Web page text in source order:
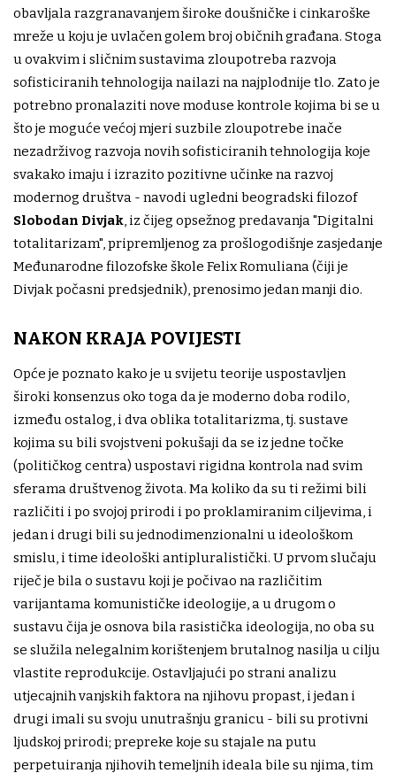
obavljala razgranavanjem široke doušničke i cinkaroške
mreže u koju je uvlačen golem broj običnih građana. Stoga
u ovakvim i sličnim sustavima zloupotreba razvoja
sofisticiranih tehnologija nailazi na najplodnije tlo. Zato je
potrebno pronalaziti nove moduse kontrole kojima bi se u
što je moguće većoj mjeri suzbile zloupotrebe inače
nezadrživog razvoja novih sofisticiranih tehnologija koje
svakako imaju i izrazito pozitivne učinke na razvoj
modernog društva - navodi ugledni beogradski filozof
Slobodan Divjak, iz čijeg opsežnog predavanja "Digitalni
totalitarizam", pripremljenog za prošlogodišnje zasjedanje
Međunarodne filozofske škole Felix Romuliana (čiji je
Divjak počasni predsjednik), prenosimo jedan manji dio.
NAKON KRAJA POVIJESTI
Opće je poznato kako je u svijetu teorije uspostavljen
široki konsenzus oko toga da je moderno doba rodilo,
između ostalog, i dva oblika totalitarizma, tj. sustave
kojima su bili svojstveni pokušaji da se iz jedne točke
(političkog centra) uspostavi rigidna kontrola nad svim
sferama društvenog života. Ma koliko da su ti režimi bili
različiti i po svojoj prirodi i po proklamiranim ciljevima, i
jedan i drugi bili su jednodimenzionalni u ideološkom
smislu, i time ideološki antipluralistički. U prvom slučaju
riječ je bila o sustavu koji je počivao na različitim
varijantama komunističke ideologije, a u drugom o
sustavu čija je osnova bila rasistička ideologija, no oba su
se služila nelegalnim korištenjem brutalnog nasilja u cilju
vlastite reprodukcije. Ostavljajući po strani analizu
utjecajnih vanjskih faktora na njihovu propast, i jedan i
drugi imali su svoju unutrašnju granicu - bili su protivni
ljudskoj prirodi; prepreke koje su stajale na putu
perpetuiranja njihovih temeljnih ideala bile su njima, tim